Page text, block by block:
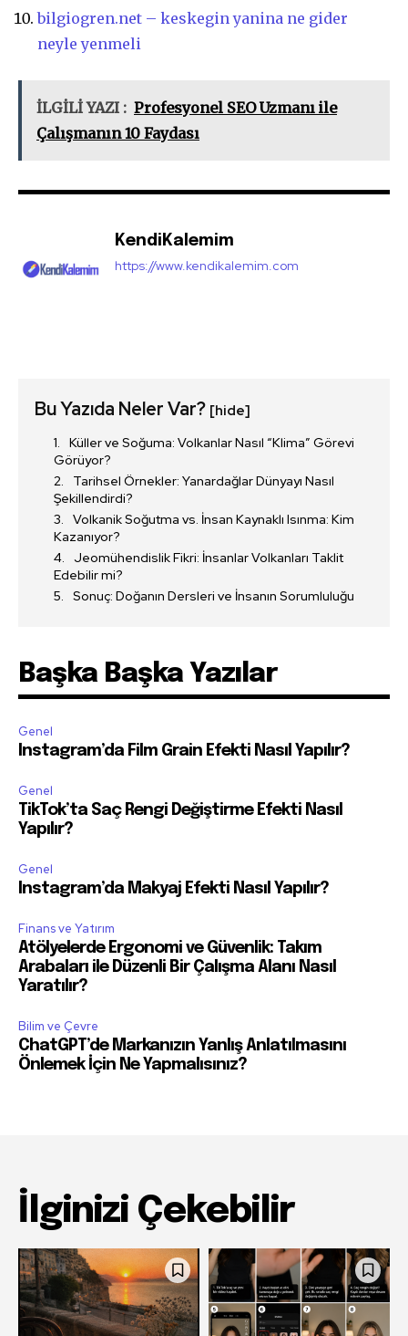
bilgiogren.net – keskegin yanina ne gider
neyle yenmeli
İLGİLİ YAZI : Profesyonel SEO Uzmanı ile
Çalışmanın 10 Faydası
KendiKalemim
https://www.kendikalemim.com
Bu Yazıda Neler Var? [hide]
Küller ve Soğuma: Volkanlar Nasıl “Klima” Görevi
Görüyor?
Tarihsel Örnekler: Yanardağlar Dünyayı Nasıl
Şekillendirdi?
Volkanik Soğutma vs. İnsan Kaynaklı Isınma: Kim
Kazanıyor?
Jeomühendislik Fikri: İnsanlar Volkanları Taklit
Edebilir mi?
Sonuç: Doğanın Dersleri ve İnsanın Sorumluluğu
Başka Başka Yazılar
Genel
Instagram’da Film Grain Efekti Nasıl Yapılır?
Genel
TikTok’ta Saç Rengi Değiştirme Efekti Nasıl
Yapılır?
Genel
Instagram’da Makyaj Efekti Nasıl Yapılır?
Finans ve Yatırım
Atölyelerde Ergonomi ve Güvenlik: Takım
Arabaları ile Düzenli Bir Çalışma Alanı Nasıl
Yaratılır?
Bilim ve Çevre
ChatGPT’de Markanızın Yanlış Anlatılmasını
Önlemek İçin Ne Yapmalısınız?
İlginizi Çekebilir